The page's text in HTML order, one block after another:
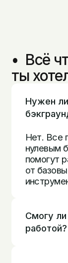
•  Всё
ты
Нужен
Нет. Все
нулевым
помогут
от
Смогу
работой?